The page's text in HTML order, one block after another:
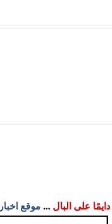
دايمًا على البال ... موقع